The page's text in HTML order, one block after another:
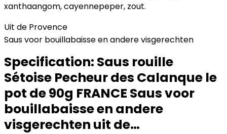
xanthaangom, cayennepeper, zout.
Uit de Provence
Saus voor bouillabaisse en andere visgerechten
Specification: Saus rouille
Sétoise Pecheur des Calanque le
pot de 90g FRANCE Saus voor
bouillabaisse en andere
visgerechten uit de…